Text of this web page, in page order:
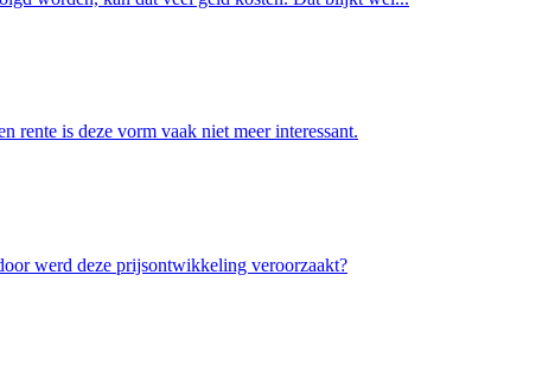
rente is deze vorm vaak niet meer interessant.
werd deze prijsontwikkeling veroorzaakt?